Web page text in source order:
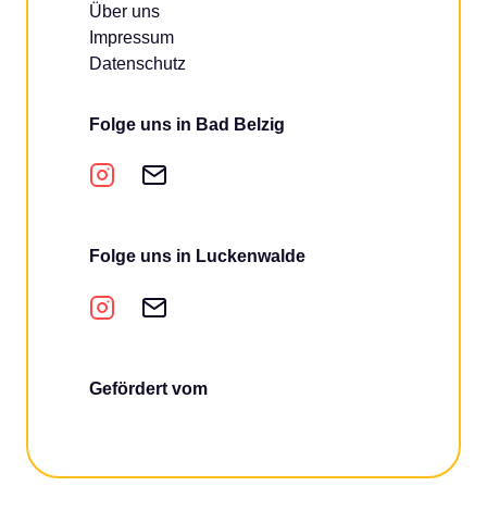
Über uns
Impressum
Datenschutz
Folge uns in Bad Belzig
Folge uns in Luckenwalde
Gefördert vom